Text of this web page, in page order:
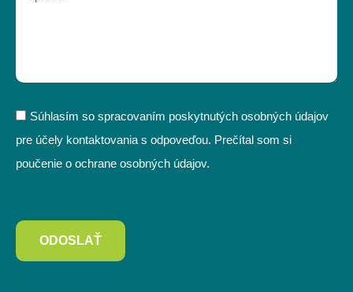
Súhlasím so spracovaním poskytnutých osobných údajov
pre účely kontaktovania s odpoveďou. Prečítal som si
poučenie o ochrane osobných údajov.
ODOSLAŤ